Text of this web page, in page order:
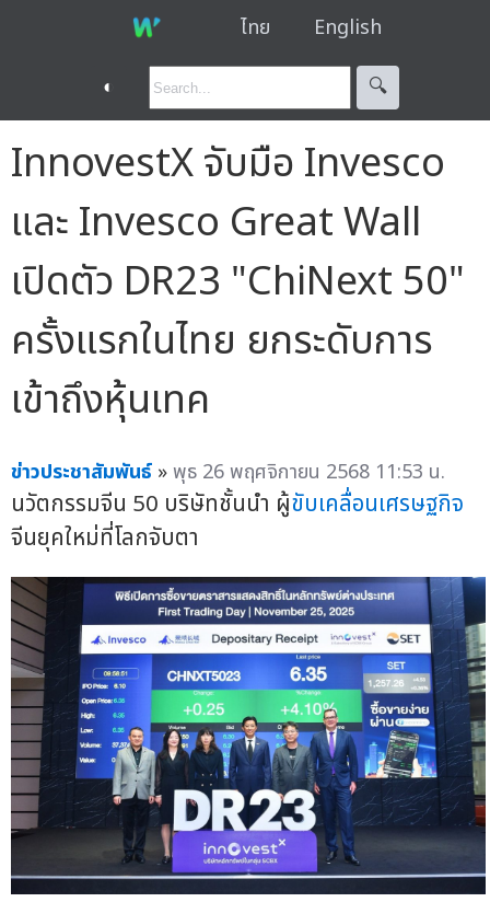
ไทย English
◐ 🔍︎
InnovestX จับมือ Invesco
และ Invesco Great Wall
เปิดตัว DR23 "ChiNext 50"
ครั้งแรกในไทย ยกระดับการ
เข้าถึงหุ้นเทค
ข่าวประชาสัมพันธ์ »พุธ 26 พฤศจิกายน 2568 11:53 น.
นวัตกรรมจีน 50 บริษัทชั้นนำ ผู้ขับเคลื่อนเศรษฐกิจ
จีนยุคใหม่ที่โลกจับตา